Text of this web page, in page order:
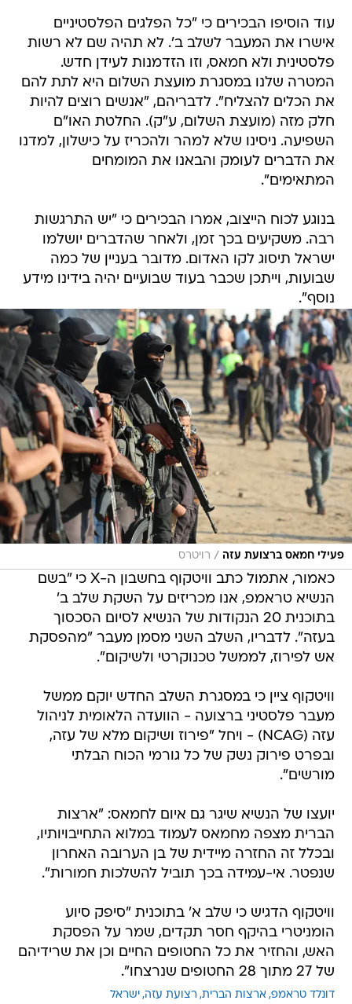
עוד הוסיפו הבכירים כי "כל הפלגים הפלסטיניים
אישרו את המעבר לשלב ב'. לא תהיה שם לא רשות
פלסטינית ולא חמאס, וזו הזדמנות לעידן חדש.
המטרה שלנו במסגרת מועצת השלום היא לתת להם
את הכלים להצליח". לדבריהם, "אנשים רוצים להיות
חלק מזה (מועצת השלום, ע"ק). החלטת האו"ם
השפיעה. ניסינו שלא למהר ולהכריז על כישלון, למדנו
את הדברים לעומק והבאנו את המומחים
המתאימים".
בנוגע לכוח הייצוב, אמרו הבכירים כי "יש התרגשות
רבה. משקיעים בכך זמן, ולאחר שהדברים יושלמו
ישראל תיסוג לקו האדום. מדובר בעניין של כמה
שבועות, וייתכן שכבר בעוד שבועיים יהיה בידינו מידע
נוסף".
פעילי חמאס ברצועת עזה / רויטרס
כאמור, אתמול כתב וויטקוף בחשבון ה-X כי "בשם
הנשיא טראמפ, אנו מכריזים על השקת שלב ב'
בתוכנית 20 הנקודות של הנשיא לסיום הסכסוך
בעזה". לדבריו, השלב השני מסמן מעבר "מהפסקת
אש לפירוז, לממשל טכנוקרטי ולשיקום".
וויטקוף ציין כי במסגרת השלב החדש יוקם ממשל
מעבר פלסטיני ברצועה - הוועדה הלאומית לניהול
עזה (NCAG) - ויחל "פירוז ושיקום מלא של עזה,
ובפרט פירוק נשק של כל גורמי הכוח הבלתי
מורשים".
יועצו של הנשיא שיגר גם איום לחמאס: "ארצות
הברית מצפה מחמאס לעמוד במלוא התחייבויותיו,
ובכלל זה החזרה מיידית של בן הערובה האחרון
שנפטר. אי-עמידה בכך תוביל להשלכות חמורות".
וויטקוף הדגיש כי שלב א' בתוכנית "סיפק סיוע
הומניטרי בהיקף חסר תקדים, שמר על הפסקת
האש, והחזיר את כל החטופים החיים וכן את שרידיהם
של 27 מתוך 28 החטופים שנרצחו".
דונלד טראמפ ארצות הברית רצועת עזה ישראל